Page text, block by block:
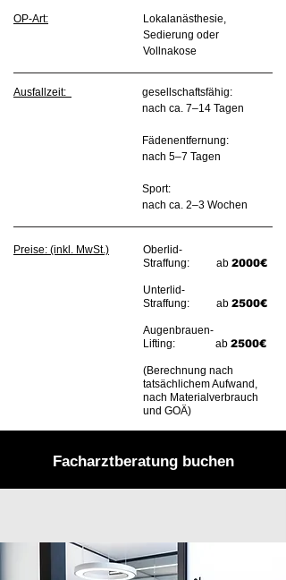
OP-Art:
Lokalanästhesie,
Sedierung oder
Vollnakose
Ausfallzeit:
gesellschaftsfähig:
nach ca. 7–14 Tagen
Fädenentfernung:
nach 5–7 Tagen
Sport:
nach ca. 2–3 Wochen
Preise: (inkl. MwSt.)
Oberlid-
Straffung: ab 2000€
Unterlid-
Straffung: ab 2500€
Augenbrauen-
Lifting: ab 2500€
(Berechnung nach
tatsächlichem Aufwand,
nach Materialverbrauch
und GOÄ)
Facharztberatung buchen